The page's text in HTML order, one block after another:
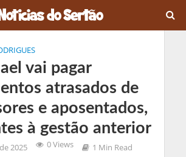
vai pagar
atrasados de
e aposentados,
à gestão anterior
2025 0 Views 1 Min Read